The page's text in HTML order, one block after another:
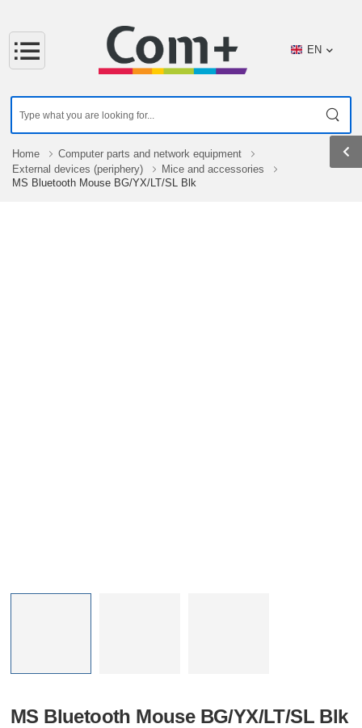
EN
Home
Computer parts and network equipment
External devices (periphery)
Mice and accessories
MS Bluetooth Mouse BG/YX/LT/SL Blk
MS Bluetooth Mouse BG/YX/LT/SL Blk